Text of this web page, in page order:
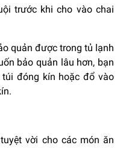
trước khi cho vào chai
quản được trong tủ lạnh
bảo quản lâu hơn, bạn
đóng kín hoặc đổ vào
vời cho các món ăn